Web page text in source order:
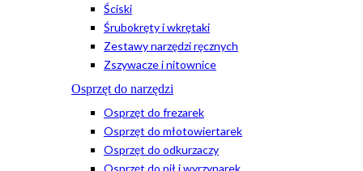
Ściski
Śrubokręty i wkrętaki
Zestawy narzędzi ręcznych
Zszywacze i nitownice
Osprzęt do narzędzi
Osprzęt do frezarek
Osprzęt do młotowiertarek
Osprzęt do odkurzaczy
Osprzęt do pił i wyrzynarek